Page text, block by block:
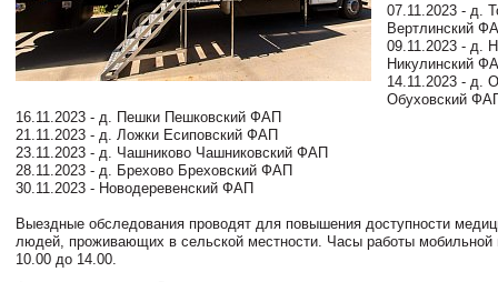
07.11.2023 - д.
Вертлинский
09.11.2023 - д.
Никулинский
14.11.2023 - д.
Обуховский
16.11.2023 - д. Пешки Пешковский ФАП
21.11.2023 - д. Ложки Есиповский ФАП
23.11.2023 - д. Чашниково Чашниковский ФАП
28.11.2023 - д. Брехово Бреховский ФАП
30.11.2023 - Новодеревенский ФАП
Выездные обследования проводят для повышения доступности
людей, проживающих в сельской местности. Часы работы мобильной
10.00 до 14.00.